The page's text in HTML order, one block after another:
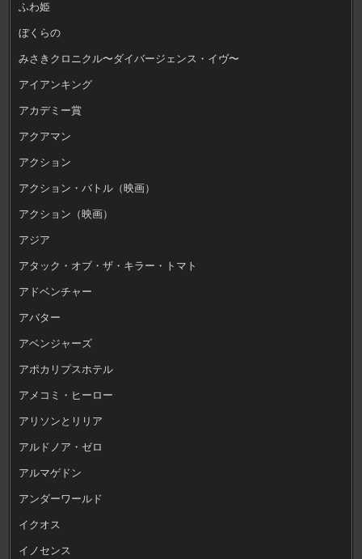
ふわ姫
ぼくらの
みさきクロニクル〜ダイバージェンス・イヴ〜
アイアンキング
アカデミー賞
アクアマン
アクション
アクション・バトル（映画）
アクション（映画）
アジア
アタック・オブ・ザ・キラー・トマト
アドベンチャー
アバター
アベンジャーズ
アポカリプスホテル
アメコミ・ヒーロー
アリソンとリリア
アルドノア・ゼロ
アルマゲドン
アンダーワールド
イクオス
イノセンス